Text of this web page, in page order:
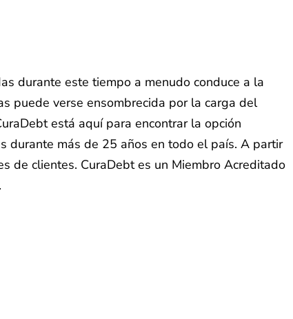
durante este tiempo a menudo conduce a la
puede verse ensombrecida por la carga del
está aquí para encontrar la opción
durante más de 25 años en todo el país. A partir
de clientes. CuraDebt es un Miembro Acreditado